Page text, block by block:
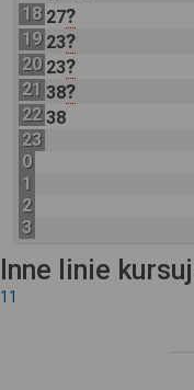
18 27?
19 23?
20 23?
21 38?
22 38
23
0
1
2
3
Inne linie
11